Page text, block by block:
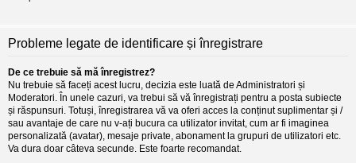
Probleme legate de identificare și înregistrare
De ce trebuie să mă înregistrez?
Nu trebuie să faceți acest lucru, decizia este luată de Administratori și
Moderatori. În unele cazuri, va trebui să vă înregistrați pentru a posta subiecte
și răspunsuri. Totuși, înregistrarea vă va oferi acces la conținut suplimentar și /
sau avantaje de care nu v-ați bucura ca utilizator invitat, cum ar fi imaginea
personalizată (avatar), mesaje private, abonament la grupuri de utilizatori etc.
Va dura doar câteva secunde. Este foarte recomandat.